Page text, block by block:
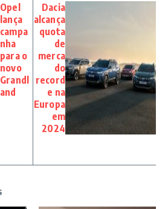
Opel
lança
campa
nha
para o
novo
Grandl
and
Dacia
alcança
quota
de
merca
do
record
e na
Europa
em
2024